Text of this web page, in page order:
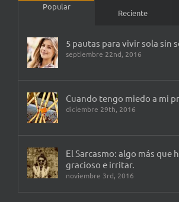
Popular
Reciente
5 pautas para vivir sola sin
septiembre 22nd, 2016
Cuando tengo miedo a mi
diciembre 29th, 2016
El Sarcasmo: algo más que
gracioso e irritar.
noviembre 3rd, 2016